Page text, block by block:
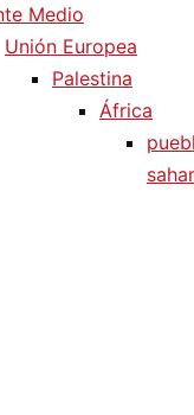
Medio
Unión Europea
Palestina
África